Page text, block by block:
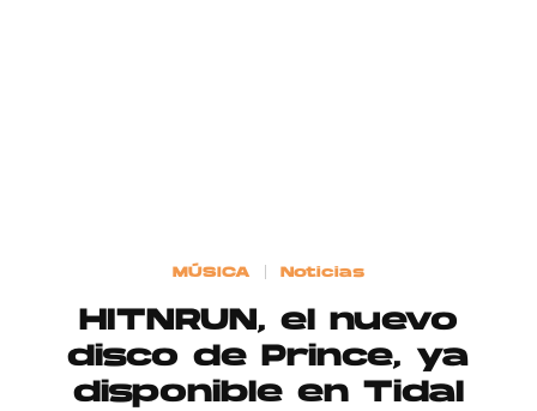
Publicidad
Contacto
MÚSICA Noticias
HITNRUN, el nuevo
disco de Prince, ya
disponible en Tidal